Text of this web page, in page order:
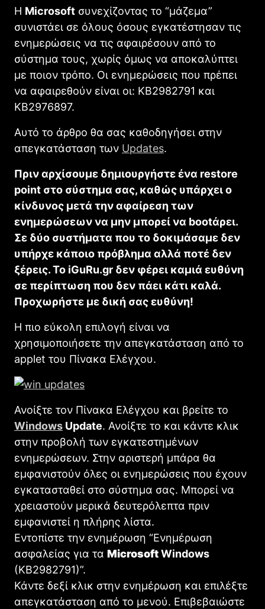
Η Microsoft συνεχίζοντας το “μάζεμα”
συνιστάει σε όλους όσους εγκατέστησαν τις
ενημερώσεις να τις αφαιρέσουν από το
σύστημα τους, χωρίς όμως να αποκαλύπτει
με ποιον τρόπο. Οι ενημερώσεις που πρέπει
να αφαιρεθούν είναι οι: KB2982791 και
KB2976897.
Αυτό το άρθρο θα σας καθοδηγήσει στην
απεγκατάσταση των Updates.
Πριν αρχίσουμε δημιουργήστε ένα restore
point στο σύστημα σας, καθώς υπάρχει ο
κίνδυνος μετά την αφαίρεση των
ενημερώσεων να μην μπορεί να bootάρει.
Σε δύο συστήματα που το δοκιμάσαμε δεν
υπήρχε κάποιο πρόβλημα αλλά ποτέ δεν
ξέρεις. To iGuRu.gr δεν φέρει καμιά ευθύνη
σε περίπτωση που δεν πάει κάτι καλά.
Προχωρήστε με δική σας ευθύνη!
Η πιο εύκολη επιλογή είναι να
χρησιμοποιήσετε την απεγκατάσταση από το
applet του Πίνακα Ελέγχου.
Ανοίξτε τον Πίνακα Ελέγχου και βρείτε το
Windows Update. Ανοίξτε το και κάντε κλικ
στην προβολή των εγκατεστημένων
ενημερώσεων. Στην αριστερή μπάρα θα
εμφανιστούν όλες οι ενημερώσεις που έχουν
εγκατασταθεί στο σύστημα σας. Μπορεί να
χρειαστούν μερικά δευτερόλεπτα πριν
εμφανιστεί η πλήρης λίστα.
Εντοπίστε την ενημέρωση “Ενημέρωση
ασφαλείας για τα MicrosoftWindows
(KB2982791)”.
Κάντε δεξί κλικ στην ενημέρωση και επιλέξτε
απεγκατάσταση από το μενού. Επιβεβαιώστε